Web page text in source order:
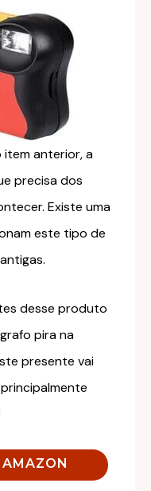
item anterior, a
precisa dos
Existe uma
este tipo de
desse produto
pira na
presente vai